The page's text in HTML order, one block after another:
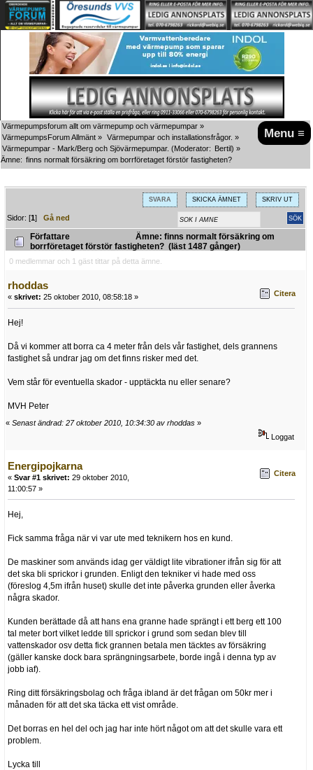
Menu ≡
Värmepumpsforum allt om värmepump och värmepumpar »
VärmepumpsForum Allmänt » Värmepumpar och installationsfrågor. »
Värmepumpar - Mark/Berg och Sjövärmepumpar. (Moderator: Bertil) »
Ämne: finns normalt försäkring om borrföretaget förstör fastigheten?
SVARA SKICKA ÄMNET SKRIV UT
Sidor: [1]Gå ned
Författare
Ämne: finns normalt försäkring om
borrföretaget förstör fastigheten? (läst 1487 gånger)
0 medlemmar och 1 gäst tittar på detta ämne.
rhoddas
« skrivet: 25 oktober 2010, 08:58:18 » Citera
Hej!
Då vi kommer att borra ca 4 meter från dels vår fastighet, dels grannens
fastighet så undrar jag om det finns risker med det.
Vem står för eventuella skador - upptäckta nu eller senare?
MVH Peter
« Senast ändrad: 27 oktober 2010, 10:34:30 av rhoddas »
Loggat
Energipojkarna
« Svar #1 skrivet: 29 oktober 2010,
11:00:57 »
Citera
Hej,
Fick samma fråga när vi var ute med teknikern hos en kund.
De maskiner som används idag ger väldigt lite vibrationer ifrån sig för att
det ska bli sprickor i grunden. Enligt den tekniker vi hade med oss
(föreslog 4,5m ifrån huset) skulle det inte påverka grunden eller åverka
några skador.
Kunden berättade då att hans ena granne hade sprängt i ett berg ett 100
tal meter bort vilket ledde till sprickor i grund som sedan blev till
vattenskador osv detta fick grannen betala men täcktes av försäkring
(gäller kanske dock bara sprängningsarbete, borde ingå i denna typ av
jobb iaf).
Ring ditt försäkringsbolag och fråga ibland är det frågan om 50kr mer i
månaden för att det ska täcka ett vist område.
Det borras en hel del och jag har inte hört något om att det skulle vara ett
problem.
Lycka till